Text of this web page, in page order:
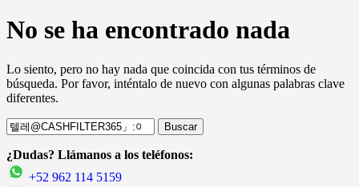
No se ha encontrado nada
Lo siento, pero no hay nada que coincida con tus términos de
búsqueda. Por favor, inténtalo de nuevo con algunas palabras clave
diferentes.
Buscar:
¿Dudas? Llámanos a los teléfonos:
+52 962 114 5159